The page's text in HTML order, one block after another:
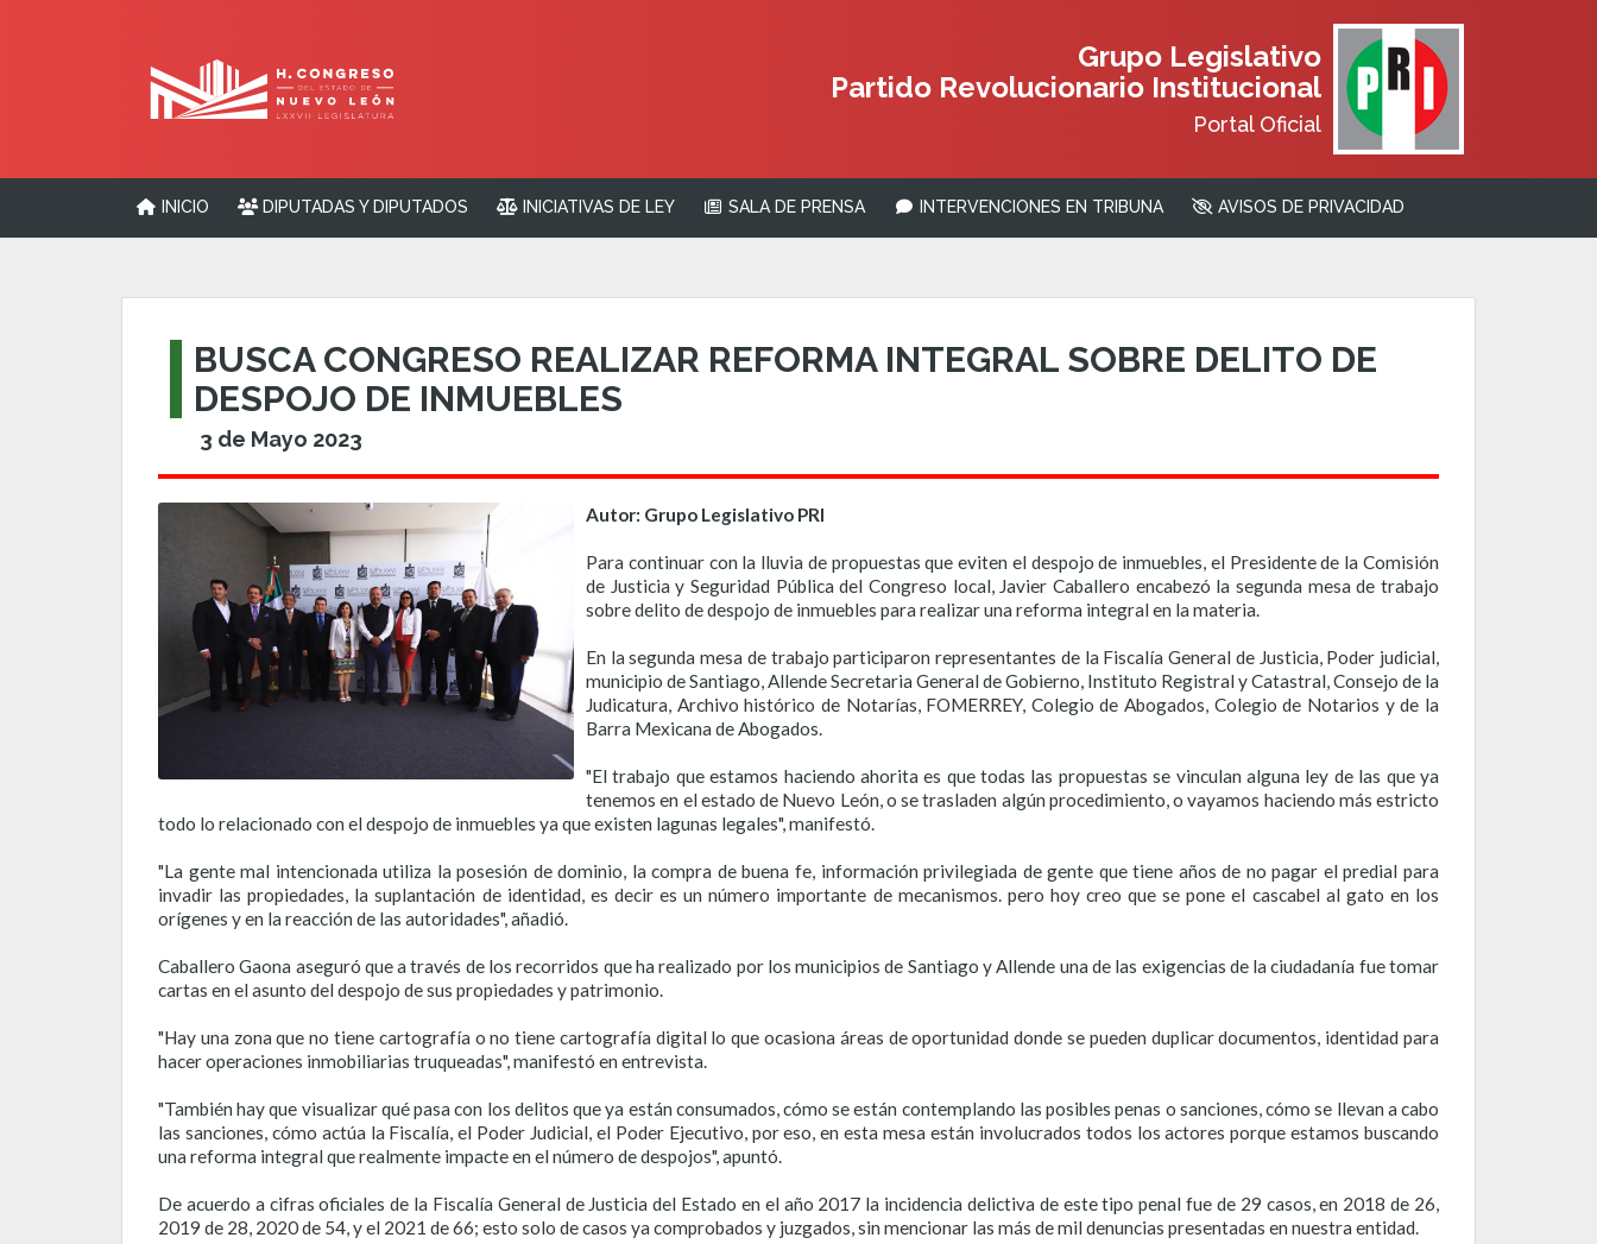
Grupo Legislativo
Partido Revolucionario Institucional
Portal Oficial
INICIO DIPUTADAS Y DIPUTADOS INICIATIVAS DE LEY SALA DE PRENSA INTERVENCIONES EN TRIBUNA AVISOS DE PRIVACIDAD
BUSCA CONGRESO REALIZAR REFORMA INTEGRAL SOBRE DELITO DE
DESPOJO DE INMUEBLES
3 de Mayo 2023
Autor: Grupo Legislativo PRI
Para continuar con la lluvia de propuestas que eviten el despojo de inmuebles, el Presidente de la Comisión
de Justicia y Seguridad Pública del Congreso local, Javier Caballero encabezó la segunda mesa de trabajo
sobre delito de despojo de inmuebles para realizar una reforma integral en la materia.
En la segunda mesa de trabajo participaron representantes de la Fiscalía General de Justicia, Poder judicial,
municipio de Santiago, Allende Secretaria General de Gobierno, Instituto Registral y Catastral, Consejo de la
Judicatura, Archivo histórico de Notarías, FOMERREY, Colegio de Abogados, Colegio de Notarios y de la
Barra Mexicana de Abogados.
"El trabajo que estamos haciendo ahorita es que todas las propuestas se vinculan alguna ley de las que ya
tenemos en el estado de Nuevo León, o se trasladen algún procedimiento, o vayamos haciendo más estricto
todo lo relacionado con el despojo de inmuebles ya que existen lagunas legales", manifestó.
"La gente mal intencionada utiliza la posesión de dominio, la compra de buena fe, información privilegiada de gente que tiene años de no pagar el predial para
invadir las propiedades, la suplantación de identidad, es decir es un número importante de mecanismos. pero hoy creo que se pone el cascabel al gato en los
orígenes y en la reacción de las autoridades", añadió.
Caballero Gaona aseguró que a través de los recorridos que ha realizado por los municipios de Santiago y Allende una de las exigencias de la ciudadanía fue tomar
cartas en el asunto del despojo de sus propiedades y patrimonio.
"Hay una zona que no tiene cartografía o no tiene cartografía digital lo que ocasiona áreas de oportunidad donde se pueden duplicar documentos, identidad para
hacer operaciones inmobiliarias truqueadas", manifestó en entrevista.
"También hay que visualizar qué pasa con los delitos que ya están consumados, cómo se están contemplando las posibles penas o sanciones, cómo se llevan a cabo
las sanciones, cómo actúa la Fiscalía, el Poder Judicial, el Poder Ejecutivo, por eso, en esta mesa están involucrados todos los actores porque estamos buscando
una reforma integral que realmente impacte en el número de despojos", apuntó.
De acuerdo a cifras oficiales de la Fiscalía General de Justicia del Estado en el año 2017 la incidencia delictiva de este tipo penal fue de 29 casos, en 2018 de 26,
2019 de 28, 2020 de 54, y el 2021 de 66; esto solo de casos ya comprobados y juzgados, sin mencionar las más de mil denuncias presentadas en nuestra entidad.